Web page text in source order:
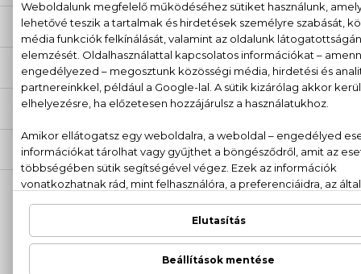
LEÍRÁS
ÉRTÉKELÉSEK (0)
SZÁLLÍTÁS
NEKED AJÁNLJUK